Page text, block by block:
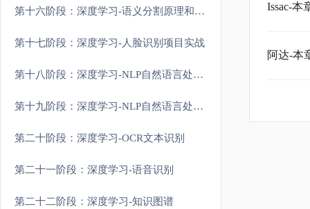
第十六阶段：深度学习-语义分割原理和实战
第十七阶段：深度学习-人脸识别项目实战
第十八阶段：深度学习-NLP自然语言处理原理和进阶
第十九阶段：深度学习-NLP自然语言处理大模型实战
第二十阶段：深度学习-OCR文本识别
第二十一阶段：深度学习-语音识别
第二十二阶段：深度学习-知识图谱
Issac-本
阿达-本